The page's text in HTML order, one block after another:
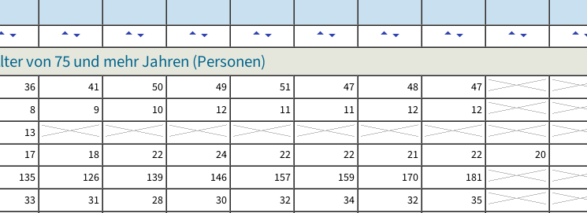
von 75 und mehr Jahren (Personen)
36 41 50 49 51 47 48
47
8 9 10 12 11 11 12
12
13
17 18 22 24 22 22 21 22
20
135 126 139 146 157 159 170
181
33 31 28 30 32 34 32
35